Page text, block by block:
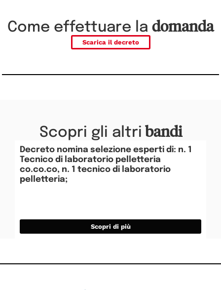
Come effettuare la domanda
Scarica il decreto
Scopri gli altri bandi
Decreto nomina selezione esperti di: n. 1
Tecnico di laboratorio pelletteria
co.co.co, n. 1 tecnico di laboratorio
pelletteria;
Scopri di più